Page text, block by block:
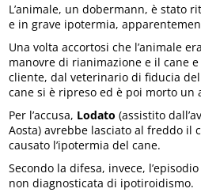
L’animale, un dobermann, è stato
e in grave ipotermia,
Una volta accortosi che l’animale
manovre di rianimazione e il cane
cliente, dal veterinario di fiducia
cane si è ripreso ed è poi morto un
Per l’accusa, Lodato (assistito
Aosta) avrebbe lasciato al freddo il
causato l’ipotermia del cane.
Secondo la difesa, invece,
non diagnosticata di ipotiroidismo.